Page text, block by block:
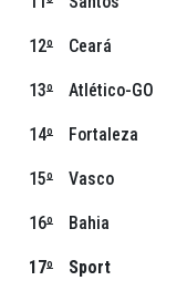
12º Ceará
13º Atlético-GO
14º Fortaleza
15º Vasco
16º Bahia
17º Sport